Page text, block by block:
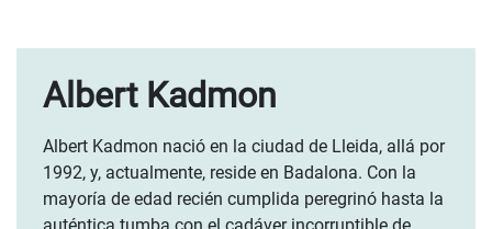
Albert Kadmon
Albert Kadmon nació en la ciudad de Lleida, allá por
1992, y, actualmente, reside en Badalona. Con la
mayoría de edad recién cumplida peregrinó hasta la